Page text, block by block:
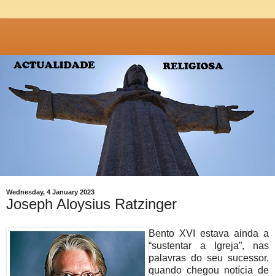
Wednesday, 4 January 2023
Joseph Aloysius Ratzinger
Bento XVI estava ainda a
“sustentar a Igreja”, nas
palavras do seu sucessor,
quando chegou notícia de